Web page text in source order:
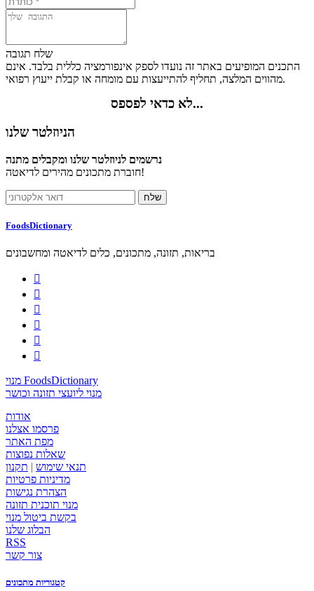
שלח תגובה
התכנים המופיעים באתר זה נועדו לספק אינפורמציה כללית בלבד. אינם
מהווים המלצה, תחליף להתייעצות עם מומחה או קבלת ייעוץ רפואי.
לא כדאי לפספס...
הניוזלטר שלנו
נרשמים לניוזלטר שלנו ומקבלים מתנה
חוברת מתכונים מהירים לדיאטה!
FoodsDictionary
בריאות, תזונה, מתכונים, כלים לדיאטה ומחשבונים






מנוי FoodsDictionary
מנוי ליועצי תזונה וכושר
אודות
פרסמו אצלנו
מפת האתר
שאלות נפוצות
תנאי שימוש | תקנון
מדיניות פרטיות
הצהרת נגישות
מנוי תוכנית תזונה
בקשת ביטול מנוי
הבלוג שלנו
RSS
צור קשר
קטגוריות מתכונים